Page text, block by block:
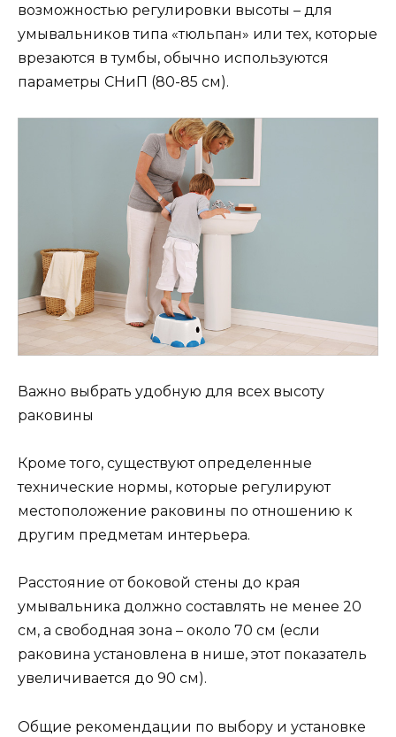
возможностью регулировки высоты – для
умывальников типа «тюльпан» или тех, которые
врезаются в тумбы, обычно используются
параметры СНиП (80-85 см).
Важно выбрать удобную для всех высоту
раковины
Кроме того, существуют определенные
технические нормы, которые регулируют
местоположение раковины по отношению к
другим предметам интерьера.
Расстояние от боковой стены до края
умывальника должно составлять не менее 20
см, а свободная зона – около 70 см (если
раковина установлена в нише, этот показатель
увеличивается до 90 см).
Общие рекомендации по выбору и установке